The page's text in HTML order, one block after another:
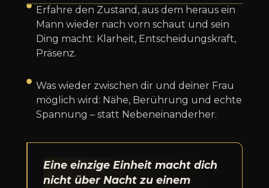
Erfahre den Zustand, aus dem heraus ein
Mann wieder nach vorn schaut und sein
Ding macht: Klarheit, Entscheidungskraft,
Präsenz.
Was wieder zwischen dir und deiner Frau
möglich wird: Nähe, Berührung und echte
Spannung – statt Nebeneinanderher.
Eine einzige Einheit macht dich
nicht über Nacht zu einem